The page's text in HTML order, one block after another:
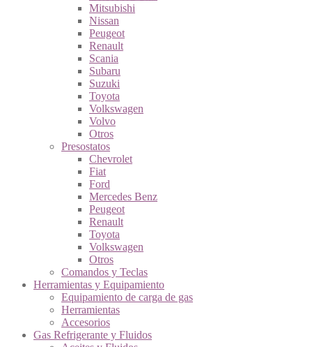
Mitsubishi
Nissan
Peugeot
Renault
Scania
Subaru
Suzuki
Toyota
Volkswagen
Volvo
Otros
Presostatos
Chevrolet
Fiat
Ford
Mercedes Benz
Peugeot
Renault
Toyota
Volkswagen
Otros
Comandos y Teclas
Herramientas y Equipamiento
Equipamiento de carga de gas
Herramientas
Accesorios
Gas Refrigerante y Fluidos